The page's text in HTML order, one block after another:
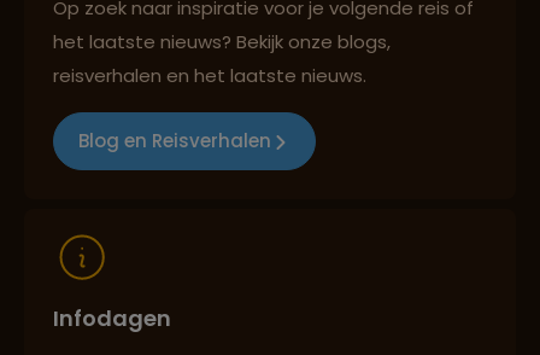
Best beoordeelde reisroutes
Op zoek naar inspiratie voor je volgende reis of
het laatste nieuws? Bekijk onze blogs,
reisverhalen en het laatste nieuws.
Blog en Reisverhalen
Infodagen